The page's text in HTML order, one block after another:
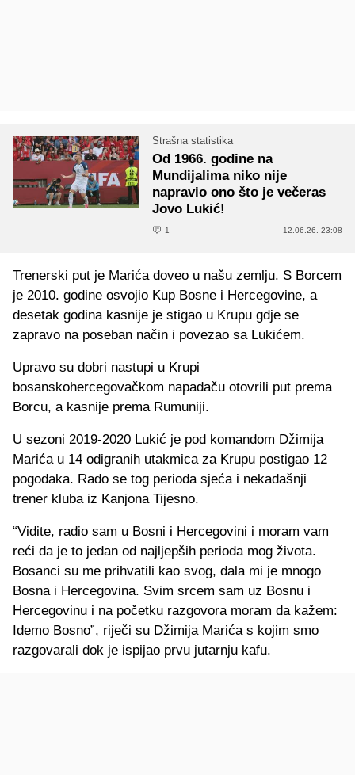
Strašna statistika
Od 1966. godine na
Mundijalima niko nije
napravio ono što je večeras
Jovo Lukić!
1 12.06.26. 23:08
Trenerski put je Marića doveo u našu zemlju. S Borcem
je 2010. godine osvojio Kup Bosne i Hercegovine, a
desetak godina kasnije je stigao u Krupu gdje se
zapravo na poseban način i povezao sa Lukićem.
Upravo su dobri nastupi u Krupi
bosanskohercegovačkom napadaču otovrili put prema
Borcu, a kasnije prema Rumuniji.
U sezoni 2019-2020 Lukić je pod komandom Džimija
Marića u 14 odigranih utakmica za Krupu postigao 12
pogodaka. Rado se tog perioda sjeća i nekadašnji
trener kluba iz Kanjona Tijesno.
“Vidite, radio sam u Bosni i Hercegovini i moram vam
reći da je to jedan od najljepših perioda mog života.
Bosanci su me prihvatili kao svog, dala mi je mnogo
Bosna i Hercegovina. Svim srcem sam uz Bosnu i
Hercegovinu i na početku razgovora moram da kažem:
Idemo Bosno”, riječi su Džimija Marića s kojim smo
razgovarali dok je ispijao prvu jutarnju kafu.